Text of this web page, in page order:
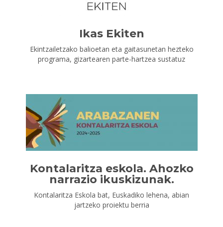
Ikas Ekiten
Ekintzailetzako balioetan eta gaitasunetan hezteko
programa, gizartearen parte-hartzea sustatuz
Kontalaritza eskola. Ahozko
narrazio ikuskizunak.
Kontalaritza Eskola bat, Euskadiko lehena, abian
jartzeko proiektu berria